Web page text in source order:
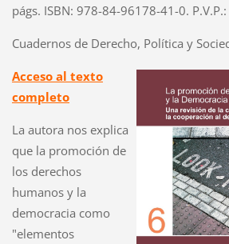
págs. ISBN: 978-84-96178-41-0.
Cuadernos de Derecho, Política y
Acceso al texto
completo
La autora nos explica
que la promoción de
los derechos
humanos y la
democracia como
"elementos